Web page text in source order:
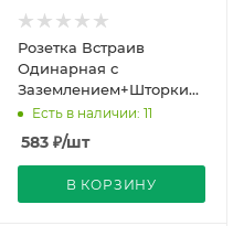
Розетка Встраив
Одинарная с
Черный Матовый IP20
16А 250В Zena EL-BI
Есть в наличии: 11
583 ₽/шт
В КОРЗИНУ